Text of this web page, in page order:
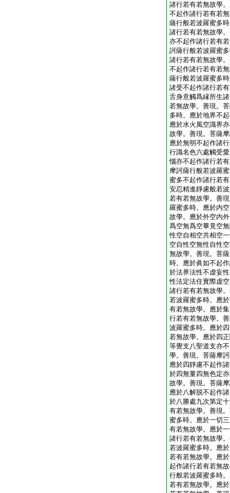
諸行若有若無故學
不起作諸行若有若
薩行般若波羅蜜多
諸行若有若無故學
亦不起作諸行若有
訶薩行般若波羅蜜
諸行若有若無故學
不起作諸行若有若
薩行般若波羅蜜多
諸受不起作諸行若
舌身意觸爲縁所生
若無故學。善現。
多時。應於地界不
應於水火風空識界
故學。善現。菩薩
應於無明不起作諸
行識名色六處觸受
惱亦不起作諸行若
摩訶薩行般若波羅
蜜多不起作諸行若
安忍精進靜慮般若
若有若無故學。善
羅蜜多時。應於内
故學。應於外空内
爲空無爲空畢竟空
性空自相空共相空
空自性空無性自性
無故學。善現。菩
時。應於眞如不起
於法界法性不虚妄
性法定法住實際虚
諸行若有若無故學
若波羅蜜多時。應
有若無故學。應於
行若有若無故學。
波羅蜜多時。應於
若無故學。應於四
等覺支八聖道支亦
學。善現。菩薩摩
應於四靜慮不起作
於四無量四無色定
故學。善現。菩薩
應於八解脱不起作
於八勝處九次第定
有若無故學。善現
蜜多時。應於一切
有若無故學。應於
諸行若有若無故學
若波羅蜜多時。應
若有若無故學。應
起作諸行若有若無
行般若波羅蜜多時
若有若無故學。應